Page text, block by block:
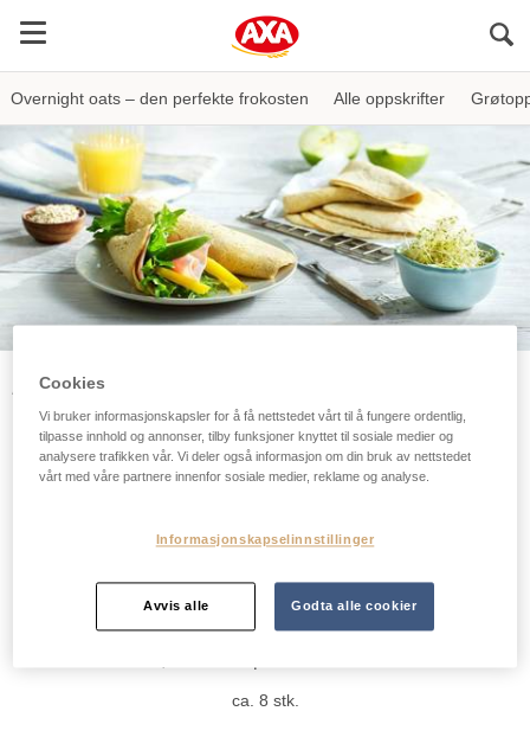
Overnight oats – den perfekte frokosten Alle oppskrifter
AXA Oppskrifter
Havrelefser
ca. 8 stk.
Cookies
Vi bruker informasjonskapsler for å få nettstedet vårt til å fungere ordentlig,
tilpasse innhold og annonser, tilby funksjoner knyttet til sosiale medier og
analysere trafikken vår. Vi deler også informasjon om din bruk av nettstedet
vårt med våre partnere innenfor sosiale medier, reklame og analyse.
Informasjonskapselinnstillinger
Avvis alle Godta alle cookier